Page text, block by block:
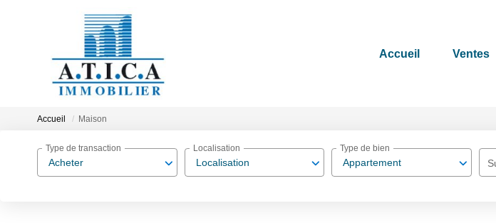
Accueil Ventes
Accueil Maison
Acheter
Type de transaction
Localisation
Localisation
Appartement
Type de bien